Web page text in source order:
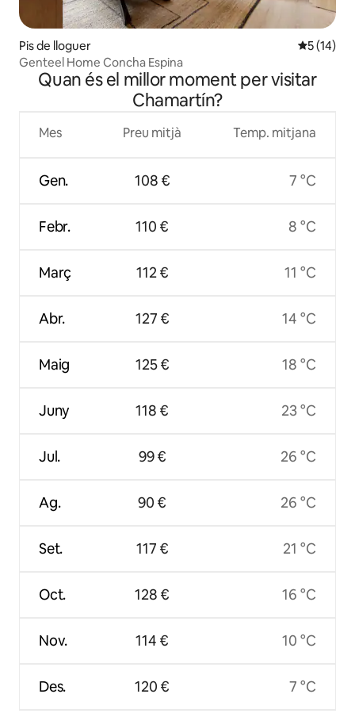
Pis de lloguer 5 de
5 (14)
Genteel Home Concha Espina
Quan és el millor moment per visitar
Chamartín?
Mes
Gen.
Febr.
Març
Abr.
Maig
Juny
Jul.
Ag.
Set.
Oct.
Nov.
Des.
Preu mitjà
108 €
110 €
112 €
127 €
125 €
118 €
99 €
90 €
117 €
128 €
114 €
120 €
Temp. mitjana
7 °C
8 °C
11 °C
14 °C
18 °C
23 °C
26 °C
26 °C
21 °C
16 °C
10 °C
7 °C